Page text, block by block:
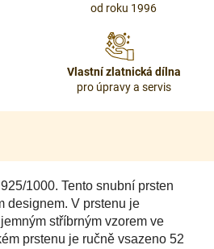
od roku 1996
Vlastní zlatnická dílna
pro úpravy a servis
1000. Tento snubní prsten
designem. V prstenu je
stříbrným vzorem ve
prstenu je ručně vsazeno 52